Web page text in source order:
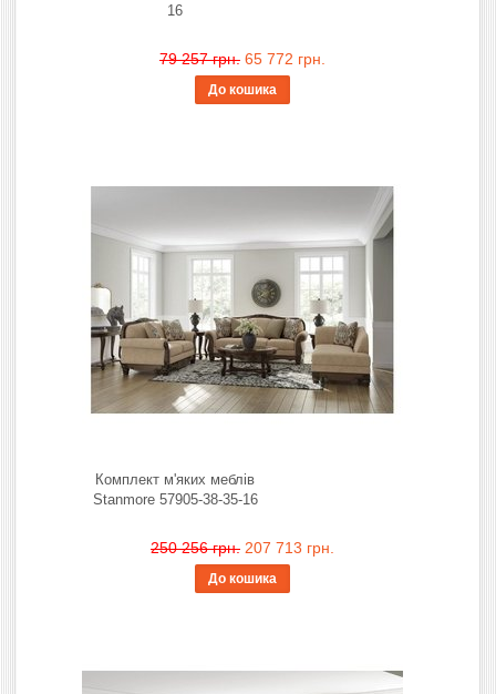
16
79 257 грн. 65 772 грн.
До кошика
Комплект м'яких меблів
Stanmore 57905-38-35-16
250 256 грн. 207 713 грн.
До кошика